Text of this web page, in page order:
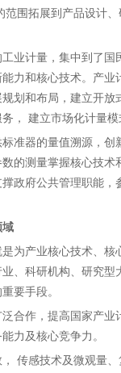
围拓展到产品设计
业计量，集中到了
力和核心技术。产
划和布局，建立开
， 建立市场化计量模
准器的量值溯源，
的测量掌握核心技
政府公共管理职能
域
为产业核心技术、
、科研机构、研究
要手段。
合作，提高国家产
力及核心竞争力。
传感技术及微观量